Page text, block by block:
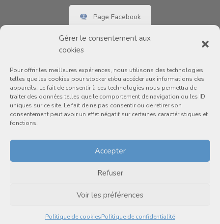
Gérer le consentement aux
cookies
Pour offrir les meilleures expériences, nous utilisons des technologies
telles que les cookies pour stocker et/ou accéder aux informations des
appareils. Le fait de consentir à ces technologies nous permettra de
traiter des données telles que le comportement de navigation ou les ID
uniques sur ce site. Le fait de ne pas consentir ou de retirer son
consentement peut avoir un effet négatif sur certaines caractéristiques et
fonctions.
Accepter
Refuser
Voir les préférences
Politique de cookiesPolitique de confidentialité
Page Facebook
Copyright © 2019 Loisirs Renaud Coursol. Propulsé par